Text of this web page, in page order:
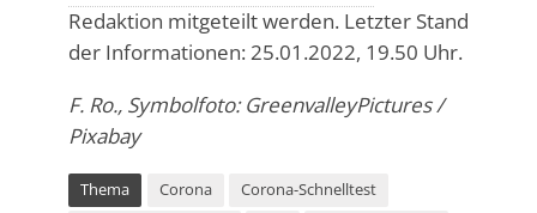
Redaktion mitgeteilt werden. Letzter Stand
der Informationen: 25.01.2022, 19.50 Uhr.
F. Ro., Symbolfoto: GreenvalleyPictures /
Pixabay
Thema Corona
Corona-Schnelltest